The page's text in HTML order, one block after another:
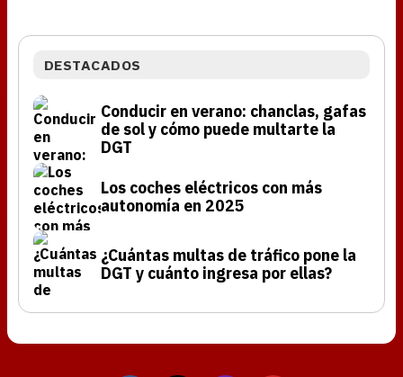
DESTACADOS
Conducir en verano: chanclas, gafas
de sol y cómo puede multarte la
DGT
Los coches eléctricos con más
autonomía en 2025
¿Cuántas multas de tráfico pone la
DGT y cuánto ingresa por ellas?